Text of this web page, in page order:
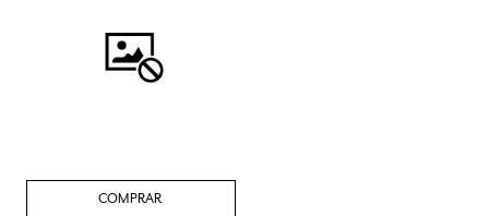
COMPRAR